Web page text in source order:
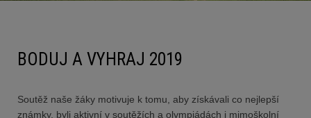
BODUJ A VYHRAJ 2019
Soutěž naše žáky motivuje k tomu, aby získávali co nejlepší
známky, byli aktivní v soutěžích a olympiádách i mimoškolní